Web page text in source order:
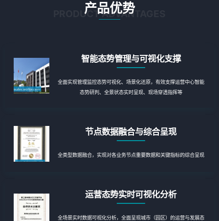
产品优势
PRODUCT ADVANTAGES
智能态势管理与可视化支撑
全面实现管理监控态势可视化、场景化还原，有效支撑运营中心智能
态势研判、全景状态实时呈现、现场穿透指挥等
节点数据融合与综合呈现
全类型数据融合，实现对各业务节点重要数据和关键指标的综合呈现
运营态势实时可视化分析
全场景实时数据可视化分析，全面呈现城市（园区）的运营与发展态